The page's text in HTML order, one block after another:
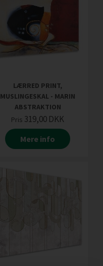
LÆRRED PRINT,
MUSLINGESKAL - MARIN
ABSTRAKTION
Pris 319,00 DKK
Mere info